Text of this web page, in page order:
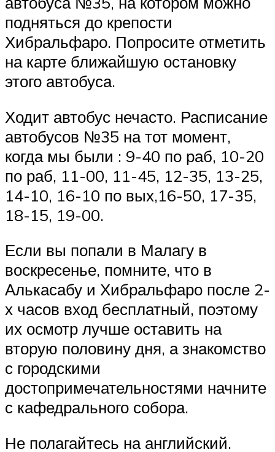
подняться до крепости
Хибральфаро. Попросите отметить
на карте ближайшую остановку
этого автобуса.
Ходит автобус нечасто. Расписание
автобусов №35 на тот момент,
когда мы были : 9-40 по раб, 10-20
по раб, 11-00, 11-45, 12-35, 13-25,
14-10, 16-10 по вых,16-50, 17-35,
18-15, 19-00.
Если вы попали в Малагу в
воскресенье, помните, что в
Алькасабу и Хибральфаро после 2-
х часов вход бесплатный, поэтому
их осмотр лучше оставить на
вторую половину дня, а знакомство
с городскими
достопримечательностями начните
с кафедрального собора.
Не полагайтесь на английский.